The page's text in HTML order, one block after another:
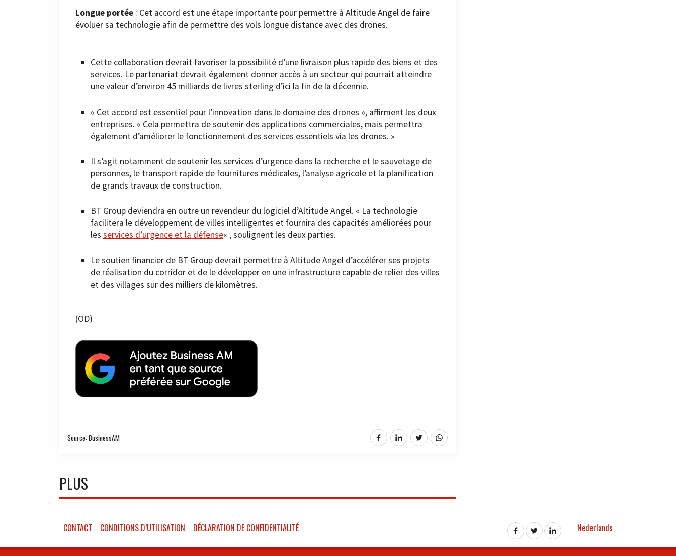
Longue portée : Cet accord est une étape importante pour permettre à Altitude Angel de faire
évoluer sa technologie afin de permettre des vols longue distance avec des drones.
Cette collaboration devrait favoriser la possibilité d’une livraison plus rapide des biens et des
services. Le partenariat devrait également donner accès à un secteur qui pourrait atteindre
une valeur d’environ 45 milliards de livres sterling d’ici la fin de la décennie.
« Cet accord est essentiel pour l’innovation dans le domaine des drones », affirment les deux
entreprises. « Cela permettra de soutenir des applications commerciales, mais permettra
également d’améliorer le fonctionnement des services essentiels via les drones. »
Il s’agit notamment de soutenir les services d’urgence dans la recherche et le sauvetage de
personnes, le transport rapide de fournitures médicales, l’analyse agricole et la planification
de grands travaux de construction.
BT Group deviendra en outre un revendeur du logiciel d’Altitude Angel. « La technologie
facilitera le développement de villes intelligentes et fournira des capacités améliorées pour
les services d’urgence et la défense« , soulignent les deux parties.
Le soutien financier de BT Group devrait permettre à Altitude Angel d’accélérer ses projets
de réalisation du corridor et de le développer en une infrastructure capable de relier des villes
et des villages sur des milliers de kilomètres.
(OD)
Source: BusinessAM
PLUS
CONTACT CONDITIONS D’UTILISATION DÉCLARATION DE CONFIDENTIALITÉ Nederlands